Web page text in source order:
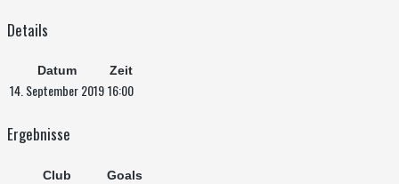
Details
Datum Zeit
14. September 201916:00
Ergebnisse
Club Goals